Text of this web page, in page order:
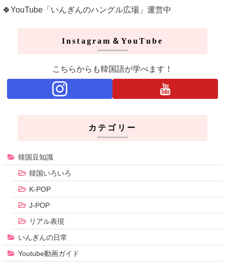
🍀YouTube「いんぎんのハングル広場」運営中
Instagram＆YouTube
こちらからも韓国語が学べます！
カテゴリー
韓国豆知識
韓国いろいろ
K-POP
J-POP
リアル表現
いんぎんの日常
Youtube動画ガイド